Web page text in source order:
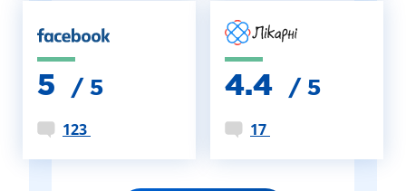
5 / 5
123
4.4 / 5
17